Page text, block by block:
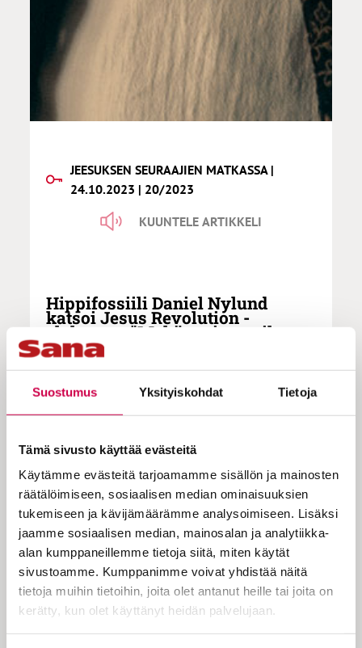
Suostumus Yksityiskohdat Tietoja
Tämä sivusto käyttää evästeitä
Käytämme evästeitä tarjoamamme sisällön ja mainosten
räätälöimiseen, sosiaalisen median ominaisuuksien
tukemiseen ja kävijämäärämme analysoimiseen. Lisäksi
jaamme sosiaalisen median, mainosalan ja analytiikka-
alan kumppaneillemme tietoja siitä, miten käytät
sivustoamme. Kumppanimme voivat yhdistää näitä
tietoja muihin tietoihin, joita olet antanut heille tai joita on
kerätty, kun olet käyttänyt heidän palvelujaan.
JEESUKSEN SEURAAJIEN MATKASSA |
24.10.2023 | 20/2023
KUUNTELE ARTIKKELI
Hippifossiili Daniel Nylund
katsoi Jesus Revolution -
elokuvan: ”Mehän teimme ihan
samoja juttuja”
Amerikan hippiherätykseen, joka
vaikutti myös Euroopan kristilliseen
nuorisokulttuuriin. – Tuo aika oli
minullekin tajuntaa avartavaa, sanoo
Daniel Nylund.
Pilvimuurista valo välähtää – Kristus
kuuluu vapaan seksin, päihteiden ja